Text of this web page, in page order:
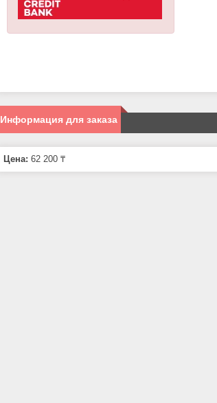
Информация для заказа
Цена: 62 200 ₸